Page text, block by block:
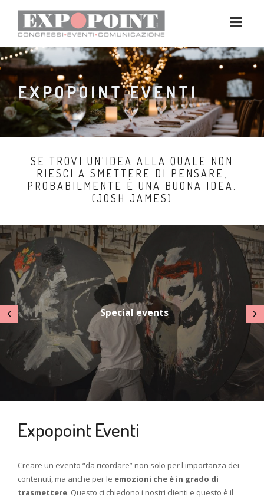
EXPOPOINT EVENTI
SE TROVI UN'IDEA ALLA QUALE NON
RIESCI A SMETTERE DI PENSARE,
PROBABILMENTE È UNA BUONA IDEA.
(JOSH JAMES)
Special events
Expopoint Eventi
Creare un evento “da ricordare” non solo per l'importanza dei
contenuti, ma anche per le emozioni che è in grado di
trasmettere. Questo ci chiedono i nostri clienti e questo è il